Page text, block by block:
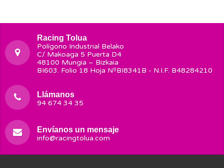
Racing Tolua
Polígono Industrial Belako
C/ Makoaga 5 Puerta D4
48100 Mungia – Bizkaia
BI603. Folio 18 Hoja NºBI8341B - N.I.F. B48284210
Llámanos
94 674 34 35
Envíanos un mensaje
info@racingtolua.com